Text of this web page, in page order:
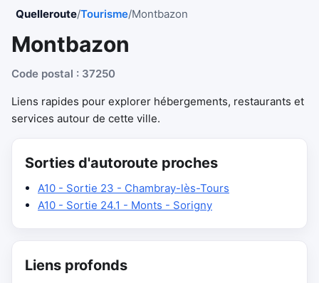
Quelleroute/Tourisme/Montbazon
Montbazon
Code postal : 37250
Liens rapides pour explorer hébergements, restaurants et
services autour de cette ville.
Sorties d'autoroute proches
A10 - Sortie 23 - Chambray-lès-Tours
A10 - Sortie 24.1 - Monts - Sorigny
Liens profonds